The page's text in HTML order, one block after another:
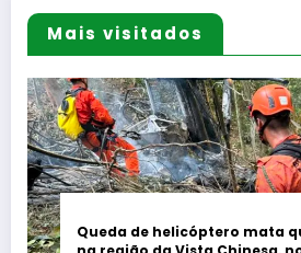
Mais visitados
Queda de helicóptero mata